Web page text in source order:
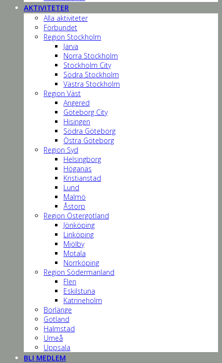
AKTIVITETER
Alla aktiviteter
Förbundet
Region Stockholm
Järva
Norra Stockholm
Stockholm City
Södra Stockholm
Västra Stockholm
Region Väst
Angered
Göteborg City
Hisingen
Södra Göteborg
Östra Göteborg
Region Syd
Helsingborg
Höganäs
Kristianstad
Lund
Malmö
Åstorp
Region Östergötland
Jönköping
Linköping
Mjölby
Motala
Norrköping
Region Södermanland
Flen
Eskilstuna
Katrineholm
Borlänge
Gotland
Halmstad
Umeå
Uppsala
BLI MEDLEM